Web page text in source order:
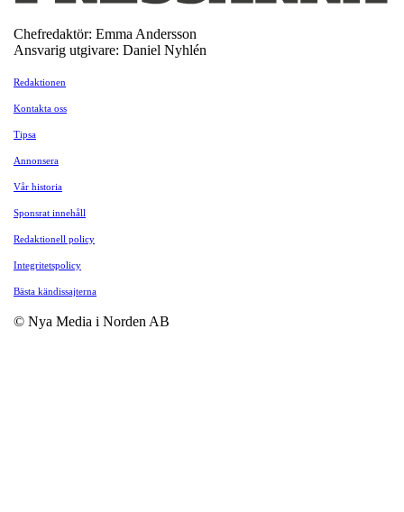
Chefredaktör: Emma Andersson
Ansvarig utgivare: Daniel Nyhlén
Redaktionen
Kontakta oss
Tipsa
Annonsera
Vår historia
Sponsrat innehåll
Redaktionell policy
Integritetspolicy
Bästa kändissajterna
© Nya Media i Norden AB